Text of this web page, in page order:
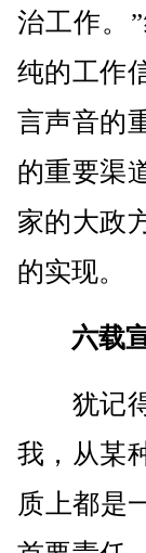
治工作。
纯的工作
言声音的
的重要渠
家的大政
的实现。
六载
犹记得
我，从某
质上都是